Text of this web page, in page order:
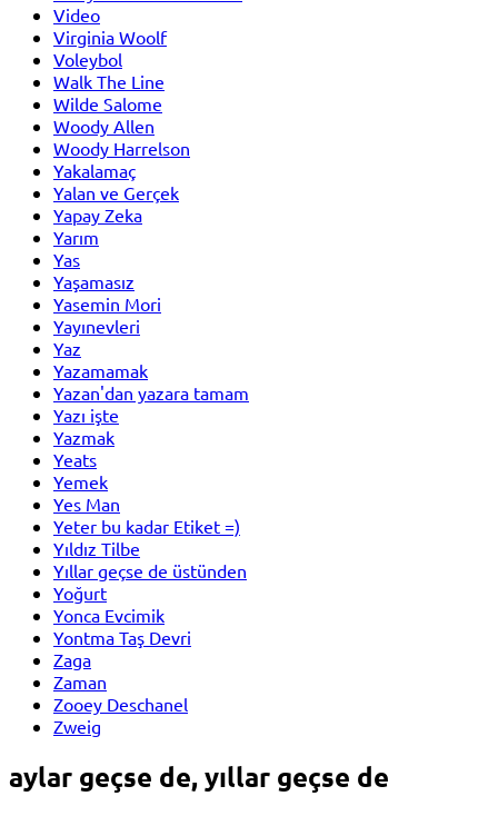
Video
Virginia Woolf
Voleybol
Walk The Line
Wilde Salome
Woody Allen
Woody Harrelson
Yakalamaç
Yalan ve Gerçek
Yapay Zeka
Yarım
Yas
Yaşamasız
Yasemin Mori
Yayınevleri
Yaz
Yazamamak
Yazan'dan yazara tamam
Yazı işte
Yazmak
Yeats
Yemek
Yes Man
Yeter bu kadar Etiket =)
Yıldız Tilbe
Yıllar geçse de üstünden
Yoğurt
Yonca Evcimik
Yontma Taş Devri
Zaga
Zaman
Zooey Deschanel
Zweig
aylar geçse de, yıllar geçse de